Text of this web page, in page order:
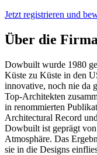
Jetzt registrieren und
Über die Firma
Dowbuilt wurde 1980
Küste zu Küste in den
innovative, noch nie da
Top-Architekten
in renommierten
Architectural Record
Dowbuilt ist geprägt
Atmosphäre. Das
sie in die Designs